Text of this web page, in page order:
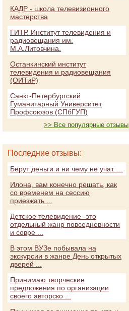
КАДР - школа телевизионного
мастерства
ГИТР. Институт телевидения и
радиовещания им.
М.А.Литовчина.
Останкинский институт
телевидения и радиовещания
(ОИТиР)
Санкт-Петербургский
Гуманитарный Университет
Профсоюзов (СПбГУП)
>> Все популярные отзывы
Последние отзывы:
Берут деньги и ни чему не учат. ...
Илона, вам конечно решать, как
со временем на сессию
приезжать ...
Детское телевидение -это
отдельный жанр повседневности
и совре ...
В этом ВУЗе побывала на
экскурсии в жанре День открытых
дверей ...
Принимаю творческие
предложения по организации
своего авторско ...